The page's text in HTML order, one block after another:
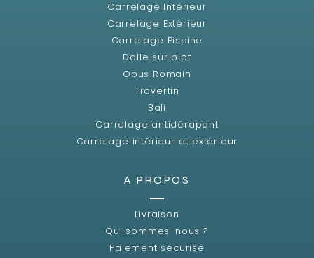
Carrelage Intérieur
Carrelage Extérieur
Carrelage Piscine
Dalle sur plot
Opus Romain
Travertin
Bali
Carrelage antidérapant
Carrelage intérieur et extérieur
A PROPOS
Livraison
Qui sommes-nous ?
Paiement sécurisé